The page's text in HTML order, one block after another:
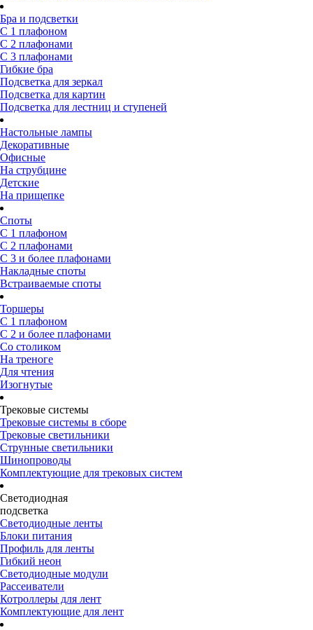
Бра и подсветки
С 1 плафоном
С 2 плафонами
С 3 плафонами
Гибкие бра
Подсветка для зеркал
Подсветка для картин
Подсветка для лестниц и ступеней
Настольные лампы
Декоративные
Офисные
На струбцине
Детские
На прищепке
Споты
С 1 плафоном
С 2 плафонами
С 3 и более плафонами
Накладные споты
Встраиваемые споты
Торшеры
С 1 плафоном
С 2 и более плафонами
Со столиком
На треноге
Для чтения
Изогнутые
Трековые системы
Трековые системы в сборе
Трековые светильники
Струнные светильники
Шинопроводы
Комплектующие для трековых систем
Светодиодная
подсветка
Светодиодные ленты
Блоки питания
Профиль для ленты
Гибкий неон
Светодиодные модули
Рассеиватели
Котроллеры для лент
Комплектующие для лент